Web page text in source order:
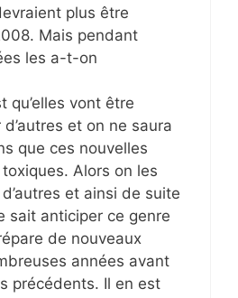
plus être
Mais pendant
les a-t-on
qu’elles vont être
et on ne saura
que ces nouvelles
Alors on les
et ainsi de suite
sait anticiper ce genre
de nouveaux
années avant
précédents. Il en est